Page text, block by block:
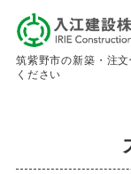
筑紫野市の新築・注
ください